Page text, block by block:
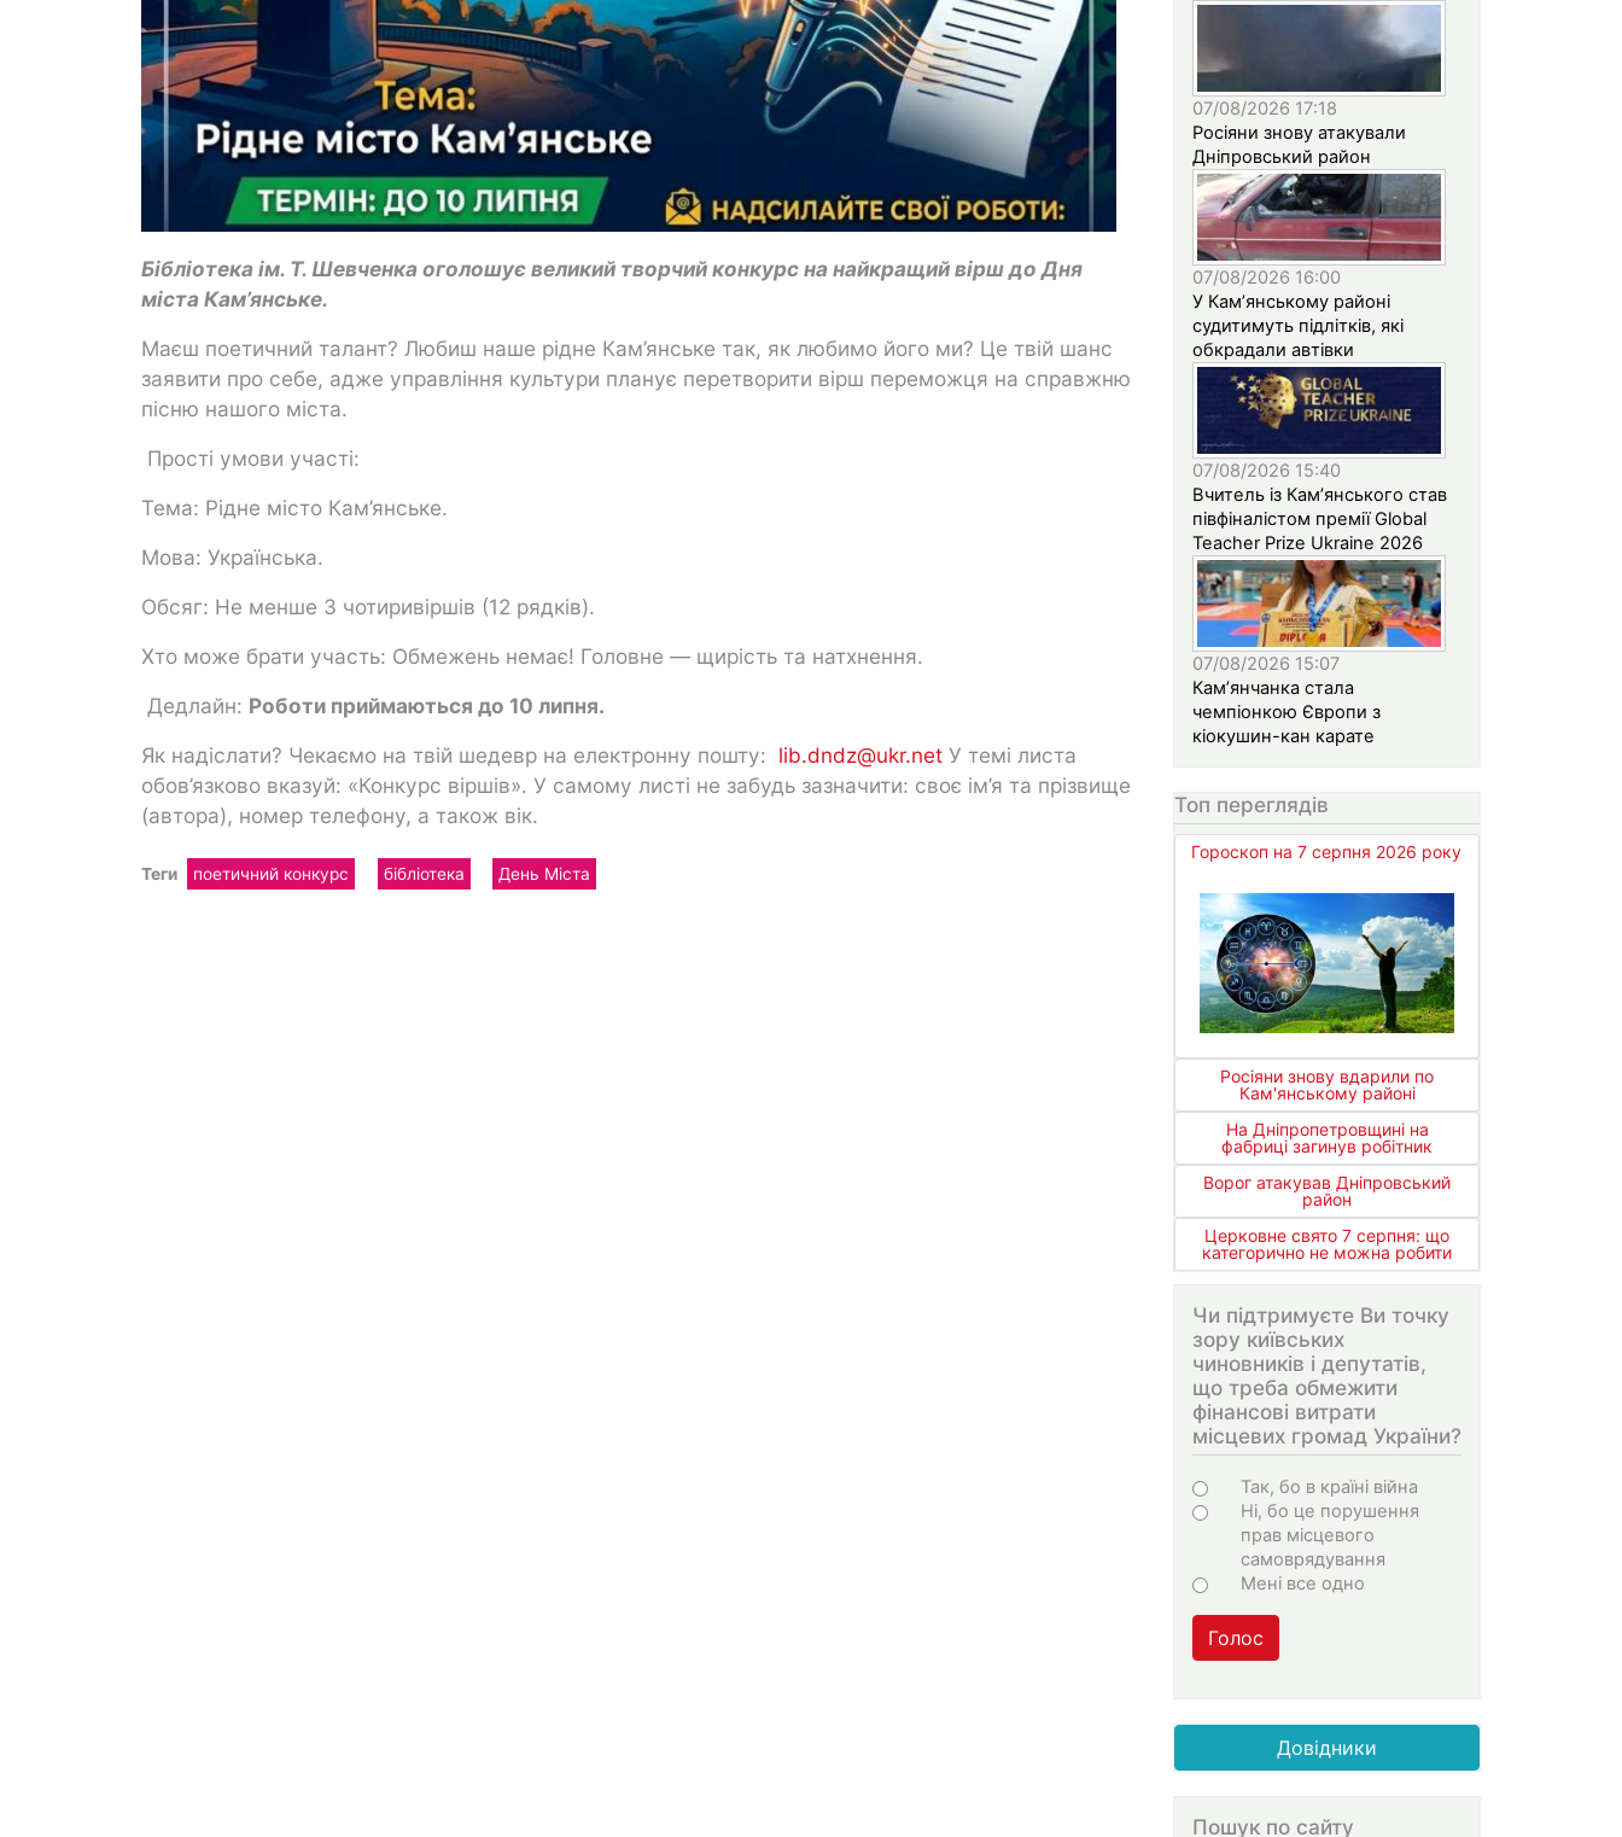
Бібліотека ім. Т. Шевченка оголошує великий творчий конкурс на найкращий вірш до Дня
міста Кам’янське.
Маєш поетичний талант? Любиш наше рідне Кам’янське так, як любимо його ми? Це твій шанс
заявити про себе, адже управління культури планує перетворити вірш переможця на справжню
пісню нашого міста.
Прості умови участі:
Тема: Рідне місто Кам’янське.
Мова: Українська.
Обсяг: Не менше 3 чотиривіршів (12 рядків).
Хто може брати участь: Обмежень немає! Головне — щирість та натхнення.
Дедлайн: Роботи приймаються до 10 липня.
Як надіслати? Чекаємо на твій шедевр на електронну пошту: lib.dndz@ukr.net У темі листа
обов’язково вказуй: «Конкурс віршів». У самому листі не забудь зазначити: своє ім’я та прізвище
(автора), номер телефону, а також вік.
Теги поетичний конкурс бібліотека День Міста
07/08/2026 17:18
Росіяни знову атакували
Дніпровський район
07/08/2026 16:00
У Кам’янському районі
судитимуть підлітків, які
обкрадали автівки
07/08/2026 15:40
Вчитель із Кам’янського став
півфіналістом премії Global
Teacher Prize Ukraine 2026
07/08/2026 15:07
Кам’янчанка стала
чемпіонкою Європи з
кіокушин-кан карате
Топ переглядів
Гороскоп на 7 серпня 2026 року
Росіяни знову вдарили по
Кам'янському районі
На Дніпропетровщині на
фабриці загинув робітник
Ворог атакував Дніпровський
район
Церковне свято 7 серпня: що
категорично не можна робити
Чи підтримуєте Ви точку
зору київських
чиновників і депутатів,
що треба обмежити
фінансові витрати
місцевих громад України?
Варіанти
Так, бо в країні війна
Ні, бо це порушення
прав місцевого
самоврядування
Мені все одно
Голос
Довідники
Пошук по сайту